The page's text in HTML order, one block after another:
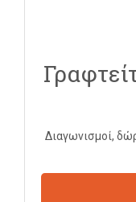
Διαγωνισμοί,